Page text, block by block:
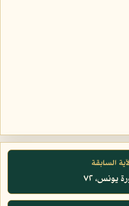
السابقة
يونس، ٧٢